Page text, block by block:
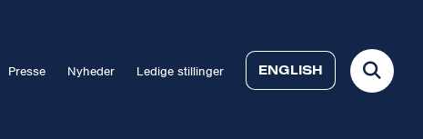
Presse Nyheder Ledige stillinger ENGLISH